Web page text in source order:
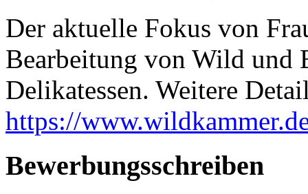
Der aktuelle Fokus von
Bearbeitung von Wild und
Delikatessen. Weitere
https://
Bewerbungsschreiben